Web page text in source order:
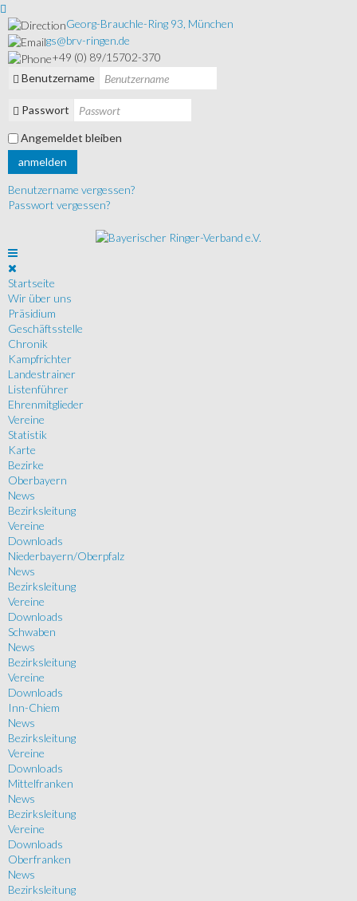
Georg-Brauchle-Ring 93, München
gs@brv-ringen.de
+49 (0) 89/15702-370
Benutzername
Passwort
Angemeldet bleiben
anmelden
Benutzername vergessen?
Passwort vergessen?
Startseite
Wir über uns
Präsidium
Geschäftsstelle
Chronik
Kampfrichter
Landestrainer
Listenführer
Ehrenmitglieder
Vereine
Statistik
Karte
Bezirke
Oberbayern
News
Bezirksleitung
Vereine
Downloads
Niederbayern/Oberpfalz
News
Bezirksleitung
Vereine
Downloads
Schwaben
News
Bezirksleitung
Vereine
Downloads
Inn-Chiem
News
Bezirksleitung
Vereine
Downloads
Mittelfranken
News
Bezirksleitung
Vereine
Downloads
Oberfranken
News
Bezirksleitung